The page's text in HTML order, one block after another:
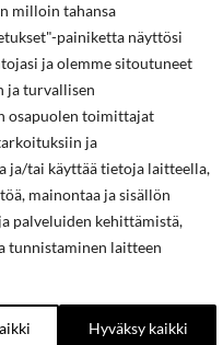
milloin tahansa
painiketta näyttösi
ja olemme sitoutuneet
ja turvallisen
osapuolen toimittajat
ja
ja/tai käyttää tietoja laitteella,
mainontaa ja sisällön
palveluiden kehittämistä,
tunnistaminen laitteen
Hyväksy kaikki
Projecta Oy
Tietoa meistä
Yhteystiedot
Rekisteriseloste